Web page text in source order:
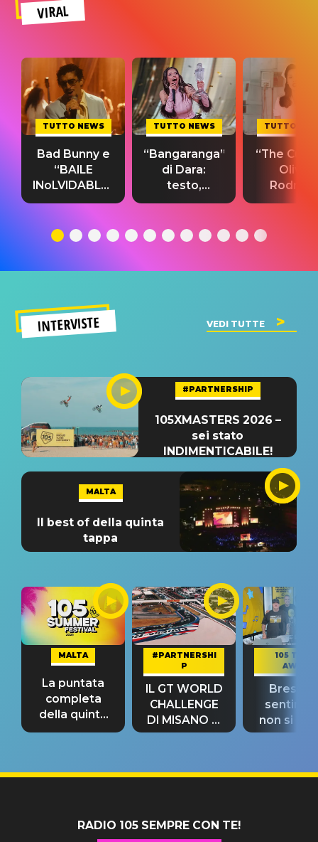
VIRAL
TUTTO NEWS
Bad Bunny e
“BAILE
INoLVIDABLE”:
testo,
significato
TUTTO NEWS
“Bangaranga”
di Dara:
testo,
traduzione e
del singolo
TUTTO
“The
Olivia
testo,
INTERVISTE VEDI TUTTE
#PARTNERSHIP
105XMASTERS 2026 –
sei stato
INDIMENTICABILE!
MALTA
Il best of della quinta
tappa
MALTA
La puntata
completa
della quinta
tappa
#PARTNERSHI
P
IL GT WORLD
CHALLENGE
DI MISANO si
riconferma
105 TAKE
AWAY
Bresh:
non si
fino alla
RADIO 105 SEMPRE CON TE!